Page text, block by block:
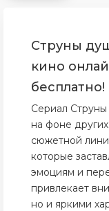
Струны
кино
бесплатно!
Сериал
на фоне
сюжетной
которые
эмоциям и
привлекает
но и яркими